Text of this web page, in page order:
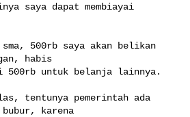
saya dapat membiayai
sma, 500rb saya akan belikan
habis
untuk belanja lainnya.
tentunya pemerintah ada
karena